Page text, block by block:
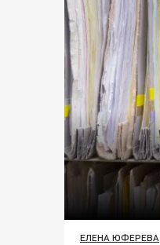
ЕЛЕНА ЮФЕРЕВА